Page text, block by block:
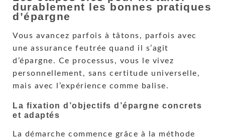
durablement les bonnes pratiques
d’épargne
Vous avancez parfois à tâtons, parfois avec
une assurance feutrée quand il s’agit
d’épargne. Ce processus, vous le vivez
personnellement, sans certitude universelle,
mais avec l’expérience comme balise.
La fixation d’objectifs d’épargne concrets
et adaptés
La démarche commence grâce à la méthode